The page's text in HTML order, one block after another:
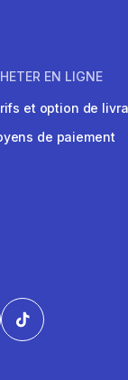
EN LIGNE
et option de
de paiement